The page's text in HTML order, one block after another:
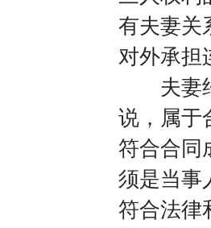
有夫妻关
对外承担
夫妻约
说，属于
符合合同
须是当事
符合法律